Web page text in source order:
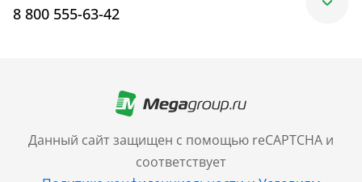
Данный сайт защищен с помощью reCAPTCHA и
соответствует
8 800 555-63-42
+7 (499) 705-30-10
Санкт-Петербург
+7 (812) 600-77-33